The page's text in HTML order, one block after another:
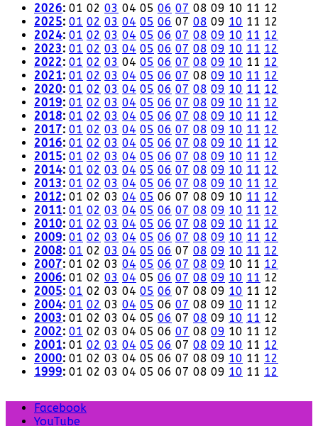
2026: 01 02 03 04 05 06 07 08 09 10 11 12
2025: 01 02 03 04 05 06 07 08 09 10 11 12
2024: 01 02 03 04 05 06 07 08 09 10 11 12
2023: 01 02 03 04 05 06 07 08 09 10 11 12
2022: 01 02 03 04 05 06 07 08 09 10 11 12
2021: 01 02 03 04 05 06 07 08 09 10 11 12
2020: 01 02 03 04 05 06 07 08 09 10 11 12
2019: 01 02 03 04 05 06 07 08 09 10 11 12
2018: 01 02 03 04 05 06 07 08 09 10 11 12
2017: 01 02 03 04 05 06 07 08 09 10 11 12
2016: 01 02 03 04 05 06 07 08 09 10 11 12
2015: 01 02 03 04 05 06 07 08 09 10 11 12
2014: 01 02 03 04 05 06 07 08 09 10 11 12
2013: 01 02 03 04 05 06 07 08 09 10 11 12
2012: 01 02 03 04 05 06 07 08 09 10 11 12
2011: 01 02 03 04 05 06 07 08 09 10 11 12
2010: 01 02 03 04 05 06 07 08 09 10 11 12
2009: 01 02 03 04 05 06 07 08 09 10 11 12
2008: 01 02 03 04 05 06 07 08 09 10 11 12
2007: 01 02 03 04 05 06 07 08 09 10 11 12
2006: 01 02 03 04 05 06 07 08 09 10 11 12
2005: 01 02 03 04 05 06 07 08 09 10 11 12
2004: 01 02 03 04 05 06 07 08 09 10 11 12
2003: 01 02 03 04 05 06 07 08 09 10 11 12
2002: 01 02 03 04 05 06 07 08 09 10 11 12
2001: 01 02 03 04 05 06 07 08 09 10 11 12
2000: 01 02 03 04 05 06 07 08 09 10 11 12
1999: 01 02 03 04 05 06 07 08 09 10 11 12
Facebook
YouTube